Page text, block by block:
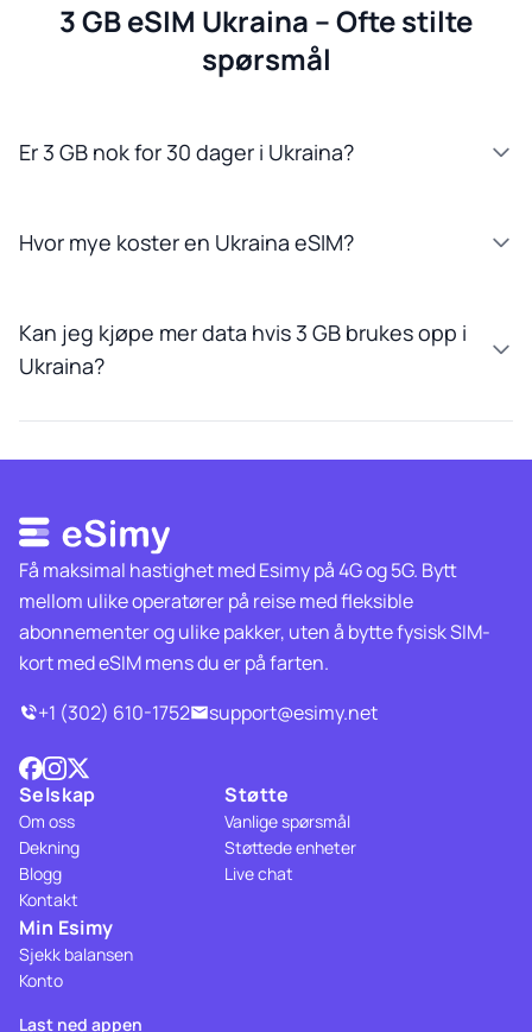
3 GB eSIM Ukraina – Ofte stilte
spørsmål
Er 3 GB nok for 30 dager i Ukraina?
Hvor mye koster en Ukraina eSIM?
Kan jeg kjøpe mer data hvis 3 GB brukes opp i
Ukraina?
Få maksimal hastighet med Esimy på 4G og 5G. Bytt
mellom ulike operatører på reise med fleksible
abonnementer og ulike pakker, uten å bytte fysisk SIM-
kort med eSIM mens du er på farten.
+1 (302) 610-1752
support@esimy.net
Selskap
Om oss
Dekning
Blogg
Kontakt
Støtte
Vanlige spørsmål
Støttede enheter
Live chat
Min Esimy
Sjekk balansen
Konto
Last ned appen